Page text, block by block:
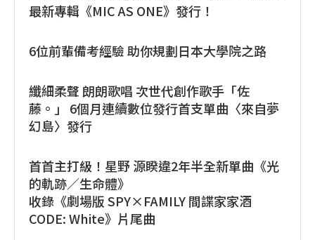
最新專輯《MIC AS ONE》發行！
6位前輩備考經驗 助你規劃日本大學院之路
纖細柔聲 朗朗歌唱 次世代創作歌手「佐
藤。」 6個月連續數位發行首支單曲〈來自夢
幻島〉發行
首首主打級！星野 源睽違2年半全新單曲《光
的軌跡／生命體》
收錄《劇場版 SPY×FAMILY 間諜家家酒
CODE: White》片尾曲